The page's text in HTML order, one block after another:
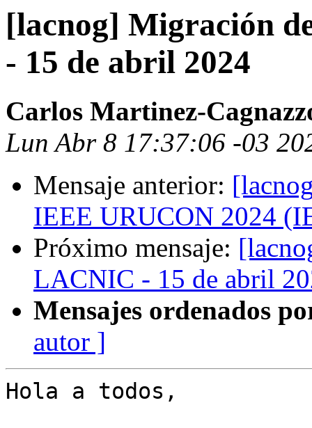
[lacnog] Migración
- 15 de abril 2024
Carlos Martinez-
Lun Abr 8 17:37:06 -03
Mensaje anterior:
IEEE URUCON 2024
Próximo mensaje:
LACNIC - 15 de abril
Mensajes ordenados
autor ]
Hola a todos,